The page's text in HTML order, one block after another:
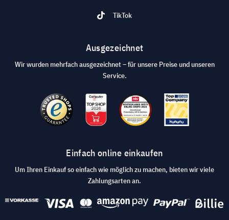
TikTok
Ausgezeichnet
Wir wurden mehrfach ausgezeichnet – für unsere Preise und unseren
Service.
Einfach online einkaufen
Um Ihren Einkauf so einfach wie möglich zu machen, bieten wir viele
Zahlungsarten an.